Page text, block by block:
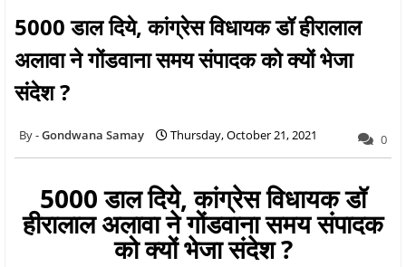
5000 डाल दिये, कांग्रेस विधायक डॉ हीरालाल
अलावा ने गोंडवाना समय संपादक को क्यों भेजा
संदेश ?
Gondwana Samay Thursday, October 21, 2021 0
5000 डाल दिये, कांग्रेस विधायक डॉ
हीरालाल अलावा ने गोंडवाना समय संपादक
को क्यों भेजा संदेश ?